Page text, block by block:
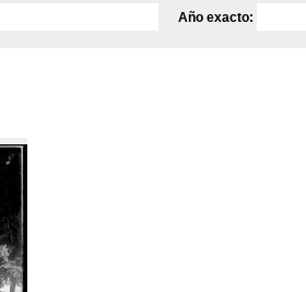
Año exacto: